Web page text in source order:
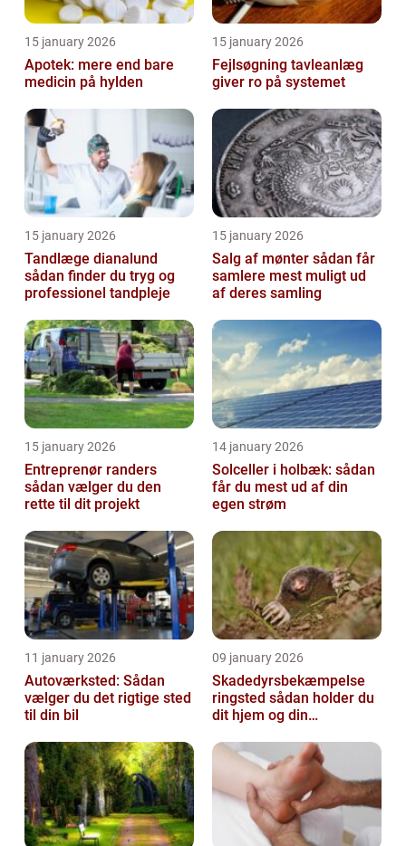
15 january 2026
Apotek: mere end bare
medicin på hylden
15 january 2026
Fejlsøgning tavleanlæg
giver ro på systemet
15 january 2026
Tandlæge dianalund
sådan finder du tryg og
professionel tandpleje
15 january 2026
Salg af mønter sådan får
samlere mest muligt ud
af deres samling
15 january 2026
Entreprenør randers
sådan vælger du den
rette til dit projekt
14 january 2026
Solceller i holbæk: sådan
får du mest ud af din
egen strøm
11 january 2026
Autoværksted: Sådan
vælger du det rigtige sted
til din bil
09 january 2026
Skadedyrsbekæmpelse
ringsted sådan holder du
dit hjem og din
gæster